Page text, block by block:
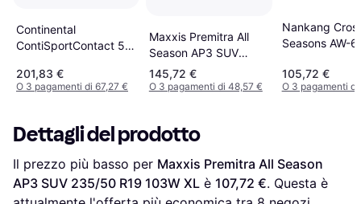
Continental
ContiSportContact 5
MOE RunFlat
201,83 €
O 3 pagamenti di 67,27 €
Maxxis Premitra All
Season AP3 SUV
245/50 R19 105W XL
145,72 €
O 3 pagamenti di 48,57 €
Nankang
Seasons AW-6
XL
105,72 €
O 3 pagamenti
Dettagli del prodotto
Il prezzo più basso per Maxxis Premitra All Season
AP3 SUV 235/50 R19 103W XL è 107,72 €. Questa è